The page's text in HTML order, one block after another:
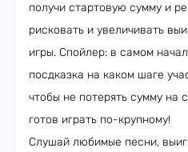
получи стартовую сумму и
рисковать и увеличивать
игры. Спойлер: в самом
посдказка на каком шаге
чтобы не потерять сумму на
готов играть по-крупному!
Слушай любимые песни,